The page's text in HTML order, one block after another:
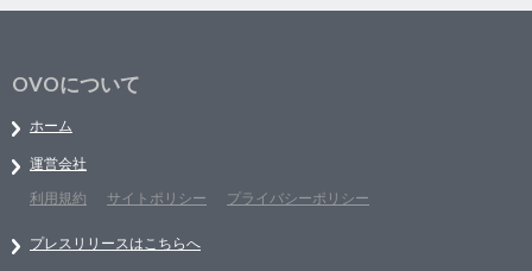
OVOについて
ホーム
運営会社
利用規約
サイトポリシー プライバシーポリシー
プレスリリースはこちらへ